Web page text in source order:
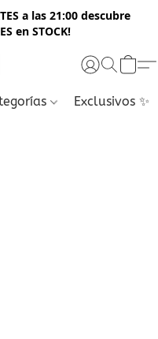
a las 21:00 descubre
en STOCK!
Exclusivos ✨